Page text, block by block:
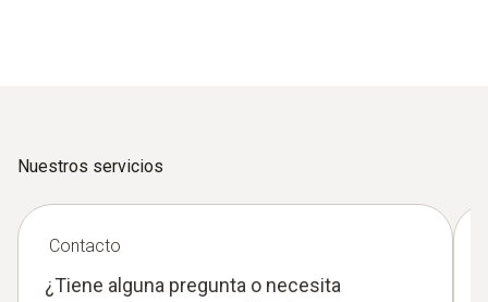
Nuestros servicios
Contacto
¿Tiene alguna pregunta o necesita